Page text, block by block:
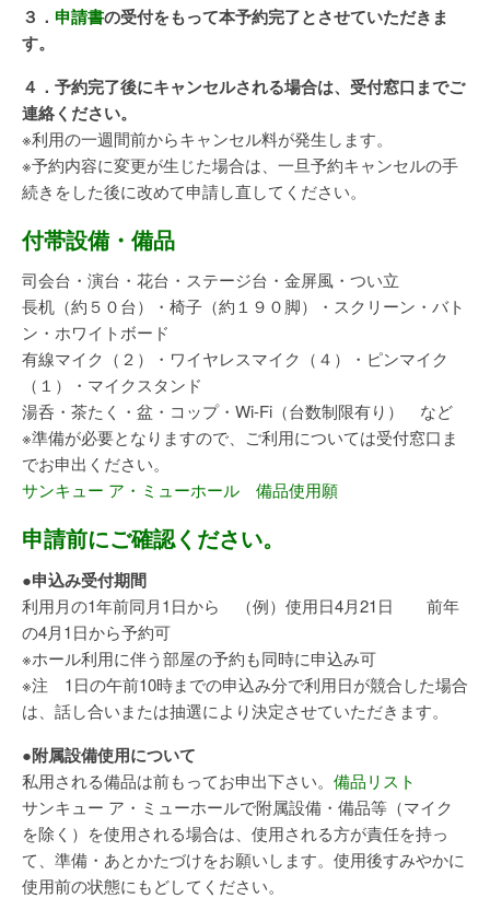
３． 申請書の受付をもって本予約完了とさせていただきま
す。
４．予約完了後にキャンセルされる場合は、受付窓口までご
連絡ください。
※利用の一週間前からキャンセル料が発生します。
※予約内容に変更が生じた場合は、一旦予約キャンセルの手
続きをした後に改めて申請し直してください。
付帯設備・備品
司会台・演台・花台・ステージ台・金屏風・つい立
長机（約５０台）・椅子（約１９０脚）・スクリーン・バト
ン・ホワイトボード
有線マイク（２）・ワイヤレスマイク（４）・ピンマイク
（１）・マイクスタンド
湯呑・茶たく・盆・コップ・Wi-Fi（台数制限有り） など
※準備が必要となりますので、ご利用については受付窓口ま
でお申出ください。
サンキュー ア・ミューホール 備品使用願
申請前にご確認ください。
●申込み受付期間
利用月の1年前同月1日から （例）使用日4月21日 前年
の4月1日から予約可
※ホール利用に伴う部屋の予約も同時に申込み可
※注 1日の午前10時までの申込み分で利用日が競合した場合
は、話し合いまたは抽選により決定させていただきます。
●附属設備使用について
私用される備品は前もってお申出下さい。 備品リスト
サンキュー ア・ミューホールで附属設備・備品等（マイク
を除く）を使用される場合は、使用される方が責任を持っ
て、準備・あとかたづけをお願いします。使用後すみやかに
使用前の状態にもどしてください。